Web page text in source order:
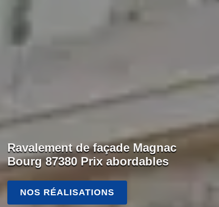
Ravalement de façade Magnac
Bourg 87380 Prix abordables
NOS RÉALISATIONS